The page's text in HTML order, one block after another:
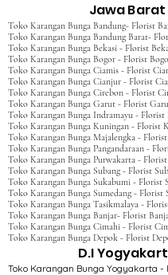
Jawa Barat
Toko Karangan Bunga Bandung- Florist
Toko Karangan Bunga Bandung Barat-
Toko Karangan Bunga Bekasi - Florist
Toko Karangan Bunga Bogor - Florist
Toko Karangan Bunga Ciamis - Florist
Toko Karangan Bunga Cianjur - Florist
Toko Karangan Bunga Cirebon - Florist
Toko Karangan Bunga Garut - Florist
Toko Karangan Bunga Indramayu - Florist
Toko Karangan Bunga Kuningan - Florist
Toko Karangan Bunga Majalengka -
Toko Karangan Bunga Pangandaraan -
Toko Karangan Bunga Purwakarta -
Toko Karangan Bunga Subang - Florist
Toko Karangan Bunga Sukabumi - Florist
Toko Karangan Bunga Sumedang - Florist
Toko Karangan Bunga Tasikmalaya -
Toko Karangan Bunga Banjar- Florist
Toko Karangan Bunga Cimahi - Florist
Toko Karangan Bunga Depok - Florist
D.I
Toko Karangan Bunga Yogyakarta -